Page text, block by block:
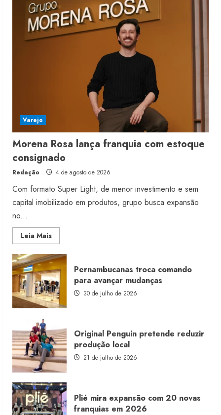
4
Projeto testa passaporte digital na
moda nacional
4 de agosto de 2026
Varejo
Morena Rosa lança franquia com estoque
consignado
Redação 4 de agosto de 2026
Com formato Super Light, de menor investimento e sem
capital imobilizado em produtos, grupo busca expansão
no...
Leia MaisRead
more
Morena
Rosa
lança
franquia
com
estoque
consignado
Pernambucanas troca comando
para avançar mudanças
30 de julho de 2026
Original Penguin pretende reduzir
produção local
21 de julho de 2026
Plié mira expansão com 20 novas
franquias em 2026